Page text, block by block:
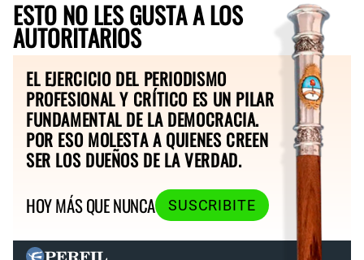
ESTO NO LES GUSTA A LOS
AUTORITARIOS
EL EJERCICIO DEL PERIODISMO
PROFESIONAL Y CRÍTICO ES UN PILAR
FUNDAMENTAL DE LA DEMOCRACIA.
POR ESO MOLESTA A QUIENES CREEN
SER LOS DUEÑOS DE LA VERDAD.
HOY MÁS QUE NUNCA
SUSCRIBITE